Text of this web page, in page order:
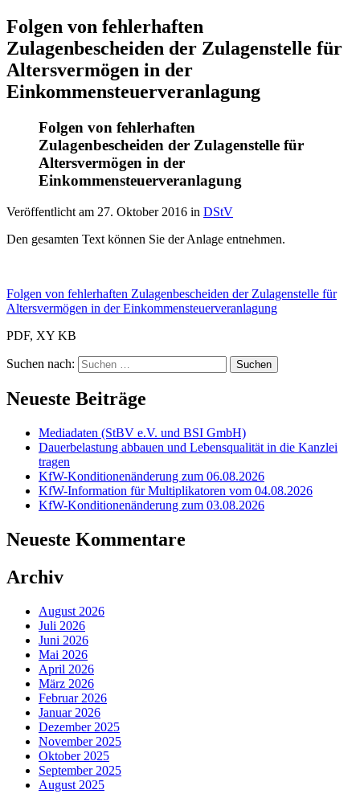
Folgen von fehlerhaften
Zulagenbescheiden der Zulagenstelle für
Altersvermögen in der
Einkommensteuerveranlagung
Folgen von fehlerhaften
Zulagenbescheiden der Zulagenstelle für
Altersvermögen in der
Einkommensteuerveranlagung
Veröffentlicht am 27. Oktober 2016 in DStV
Den gesamten Text können Sie der Anlage entnehmen.
Folgen von fehlerhaften Zulagenbescheiden der Zulagenstelle für
Altersvermögen in der Einkommensteuerveranlagung
PDF, XY KB
Suchen nach:
Neueste Beiträge
Mediadaten (StBV e.V. und BSI GmbH)
Dauerbelastung abbauen und Lebensqualität in die Kanzlei
tragen
KfW-Konditionenänderung zum 06.08.2026
KfW-Information für Multiplikatoren vom 04.08.2026
KfW-Konditionenänderung zum 03.08.2026
Neueste Kommentare
Archiv
August 2026
Juli 2026
Juni 2026
Mai 2026
April 2026
März 2026
Februar 2026
Januar 2026
Dezember 2025
November 2025
Oktober 2025
September 2025
August 2025